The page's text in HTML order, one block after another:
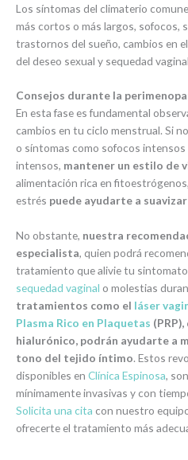
Los síntomas del climaterio
más cortos o más largos, sofocos,
trastornos del sueño, cambios en
del deseo sexual y sequedad
Consejos durante la
En esta fase es fundamental
cambios en tu ciclo menstrual. Si
o síntomas como sofocos intensos
intensos, mantener un estilo de
alimentación rica en
estrés puede ayudarte a
No obstante, nuestra
especialista, quien podrá
tratamiento que alivie tu
sequedad vaginal o molestias
tratamientos como el láser
Plasma Rico en Plaquetas
hialurónico, podrán ayudarte a
tono del tejido íntimo. Estos
disponibles en Clínica Espinosa,
mínimamente invasivas y con
Solicita una cita con nuestro
ofrecerte el tratamiento más